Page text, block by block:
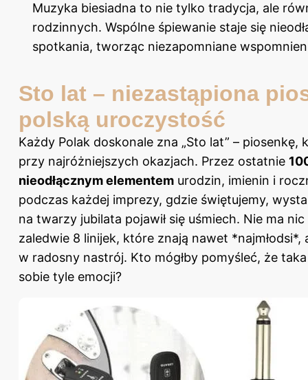
Muzyka biesiadna to nie tylko tradycja, ale
rodzinnych. Wspólne śpiewanie staje się
spotkania, tworząc niezapomniane
Sto lat – niezastąpiona
polską uroczystość
Każdy Polak doskonale zna „Sto lat” –
przy najróżniejszych okazjach. Przez ostatnie
nieodłącznym elementem urodzin, imienin i
podczas każdej imprezy, gdzie świętujemy,
na twarzy jubilata pojawił się uśmiech. Nie ma
zaledwie 8 linijek, które znają nawet
w radosny nastrój. Kto mógłby pomyśleć, że
sobie tyle emocji?